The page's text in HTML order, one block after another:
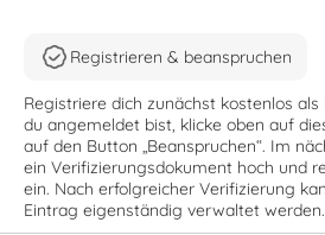
Registrieren & beanspruchen
Registriere dich zunächst kostenlos als
du angemeldet bist, klicke oben auf
auf den Button „Beanspruchen“. Im
ein Verifizierungsdokument hoch und
ein. Nach erfolgreicher Verifizierung
Eintrag eigenständig verwaltet werden.